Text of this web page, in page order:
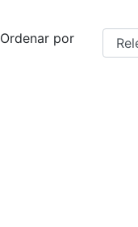
Ordenar por